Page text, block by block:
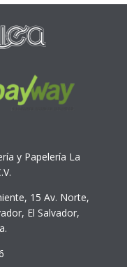
y Papelería La
15 Av. Norte,
El Salvador,